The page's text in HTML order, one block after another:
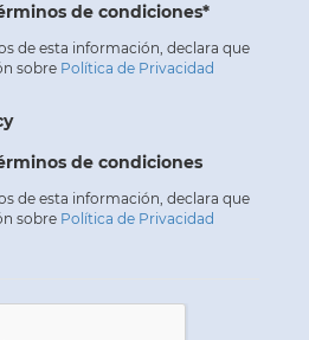
de condiciones*
de esta información, declara que
sobre Política de Privacidad
de condiciones
de esta información, declara que
sobre Política de Privacidad